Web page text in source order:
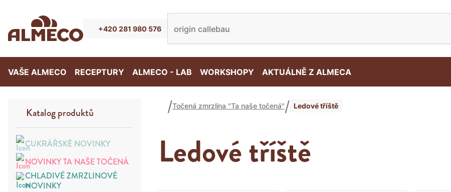
+420 281 980 576
VAŠE ALMECO RECEPTURY ALMECO - LAB WORKSHOPY AKTUÁLNĚ Z ALMECA
Katalog produktů
CUKRÁŘSKÉ NOVINKY
NOVINKY TA NAŠE TOČENÁ
CHLADIVÉ ZMRZLINOVÉ
NOVINKY
Točená zmrzlina "Ta naše točená" Ledové tříště
Ledové tříště